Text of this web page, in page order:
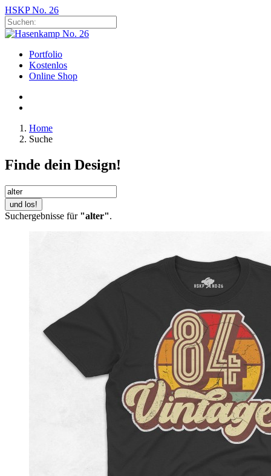
HSKP No. 26
Portfolio
Kostenlos
Online Shop
Home
Suche
Finde dein Design!
und los!
Suchergebnisse für "alter".